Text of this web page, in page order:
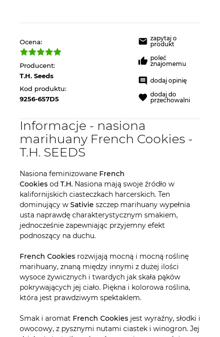
Ocena:
Producent:
T.H. Seeds
Kod produktu:
9256-657D5
zapytaj o
produkt
poleć
znajomemu
dodaj opinię
dodaj do
przechowalni
Informacje - nasiona
marihuany French Cookies -
T.H. SEEDS
Nasiona feminizowane French
Cookies od T.H. Nasiona mają swoje źródło w
kalifornijskich ciasteczkach harcerskich. Ten
dominujący w Sativie szczep marihuany wypełnia
usta naprawdę charakterystycznym smakiem,
jednocześnie zapewniając przyjemny efekt
podnoszący na duchu.
French Cookies rozwijają mocną i mocną roślinę
marihuany, znaną między innymi z dużej ilości
wysoce żywicznych i twardych jak skała pąków
pokrywających jej ciało. Piękna i kolorowa roślina,
która jest prawdziwym spektaklem.
Smak i aromat French Cookies jest wyraźny, słodki i
owocowy, z pysznymi nutami ciastek i winogron. Jej